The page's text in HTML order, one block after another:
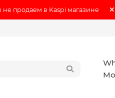
продаем в Kaspi магазине